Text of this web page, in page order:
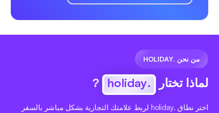
من نحن .HOLIDAY
لماذا تختار .holiday
?
اختر نطاق .holiday لربط علامتك التجارية بشكل مباشر بالسفر